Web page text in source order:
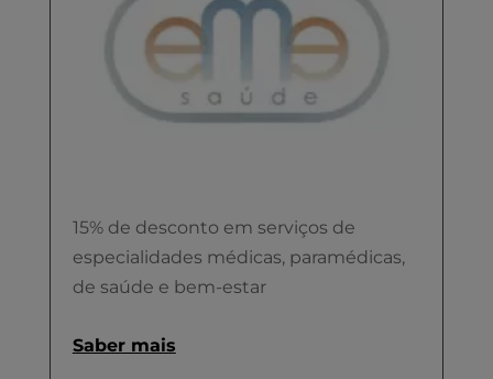
15% de desconto em serviços de
especialidades médicas, paramédicas,
de saúde e bem-estar
Saber mais